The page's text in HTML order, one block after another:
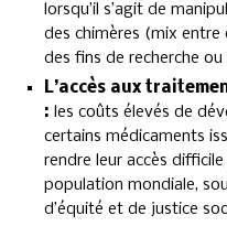
lorsqu’il s’agit de
des chimères (mix entre
des fins de recherche
L’accès aux
: les coûts élevés de
certains médicaments
rendre leur accès
population mondiale,
d’équité et de justice